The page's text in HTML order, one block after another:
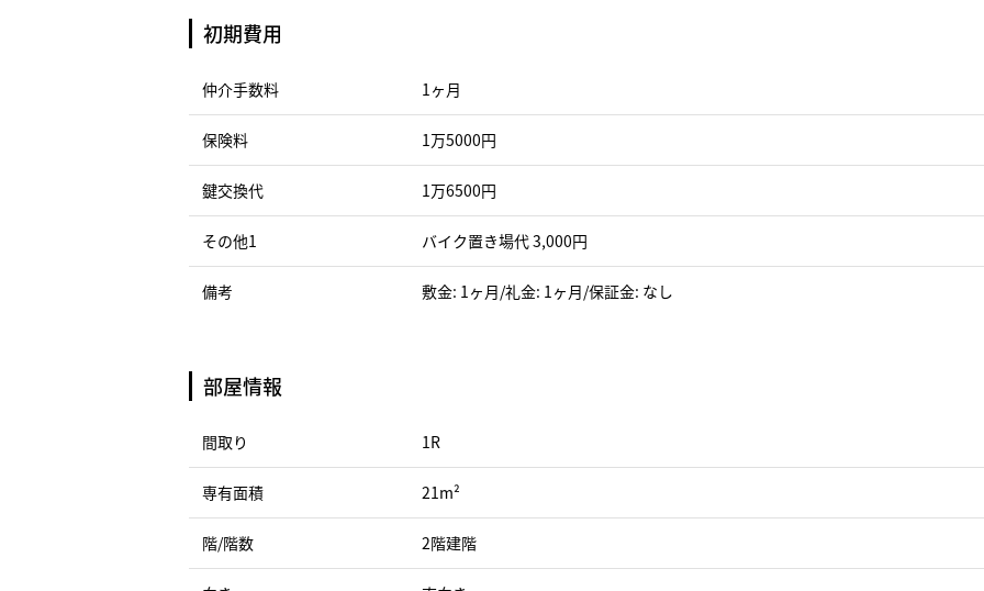
初期費用
仲介手数料 1ヶ月
保険料 1万5000円
鍵交換代 1万6500円
その他1 バイク置き場代 3,000円
備考 敷金: 1ヶ月/礼金: 1ヶ月/保証金: なし
部屋情報
間取り 1R
専有面積 21m²
階/階数 2階建階